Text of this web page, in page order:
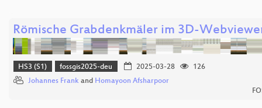
Römische Grabdenkmäler im 3D-
HS3 (S1) fossgis2025-deu 2025-03-28
126
Johannes Frank and Homayoon Afsharpoor